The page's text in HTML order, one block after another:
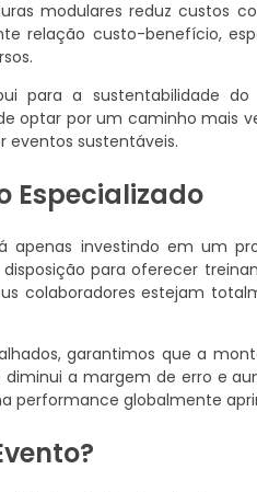
modulares reduz custos
relação custo-benefício,
para a sustentabilidade
optar por um caminho mais
eventos sustentáveis.
Especializado
apenas investindo em um
para oferecer
colaboradores estejam
garantimos que a
a margem de erro e
performance globalmente